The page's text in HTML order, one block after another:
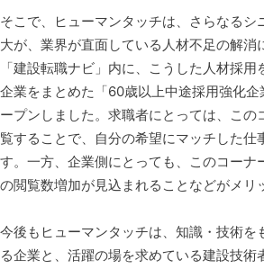
そこで、ヒューマンタッチは、さらなるシ
大が、業界が直面している人材不足の解消
「建設転職ナビ」内に、こうした人材採
企業をまとめた「60歳以上中途採用強化
ープンしました。求職者にとっては、この
覧することで、自分の希望にマッチした仕
す。一方、企業側にとっても、このコーナ
の閲覧数増加が見込まれることなどがメリ
今後もヒューマンタッチは、知識・技術を
る企業と、活躍の場を求めている建設技術